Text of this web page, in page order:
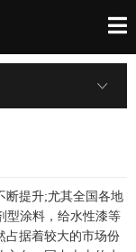
断提升;尤其全国各地
型涂料，给水性漆等
占据着较大的市场份